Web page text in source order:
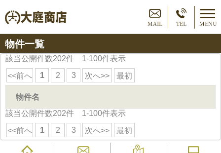
MAIL TEL MENU
物件一覧
該当公開件数202件 1-100件表示
<<前へ 1 2 3 次へ>> 最初
物件名
該当公開件数202件 1-100件表示
<<前へ 1 2 3 次へ>> 最初